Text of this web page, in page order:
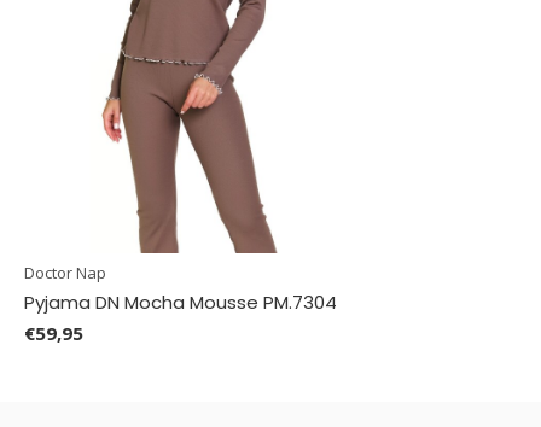
Doctor Nap
Pyjama DN Mocha Mousse PM.7304
€59,95